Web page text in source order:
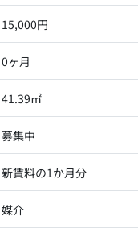
15,000円
0ヶ月
41.39㎡
募集中
新賃料の1か月分
媒介